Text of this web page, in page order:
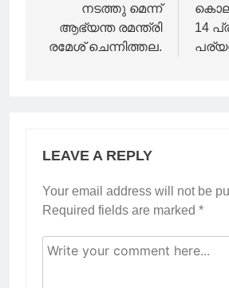
നടത്തു മെന്ന്
ആഭ്യന്ത രമന്ത്രി
രമേശ്‌ ചെന്നിത്തല.
14
LEAVE A REPLY
Your email address will not be
Required fields are marked *